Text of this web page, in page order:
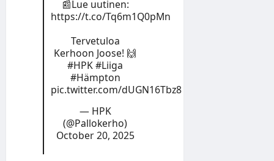
📰Lue uutinen:
https://t.co/Tq6m1Q0pMn
Tervetuloa
Kerhoon Joose! 🙌
#HPK #Liiga
#Hämpton
pic.twitter.com/dUGN16Tbz8
— HPK
(@Pallokerho)
October 20, 2025